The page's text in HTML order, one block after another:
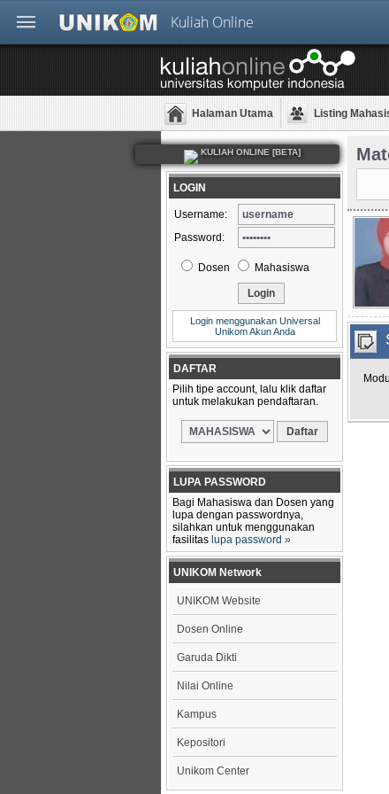
Kuliah Online
Halaman Utama Listing
KULIAH ONLINE [BETA]
LOGIN
Username:
Password:
Dosen Mahasiswa
Login menggunakan Universal
Unikom Akun Anda
DAFTAR
Pilih tipe account, lalu klik daftar
untuk melakukan pendaftaran.
LUPA PASSWORD
Bagi Mahasiswa dan Dosen yang
lupa dengan passwordnya,
silahkan untuk menggunakan
fasilitas lupa password »
UNIKOM Network
UNIKOM Website
Dosen Online
Garuda Dikti
Nilai Online
Kampus
Kepositori
Unikom Center